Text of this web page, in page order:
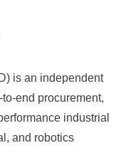
is an independent
end procurement,
industrial
and robotics